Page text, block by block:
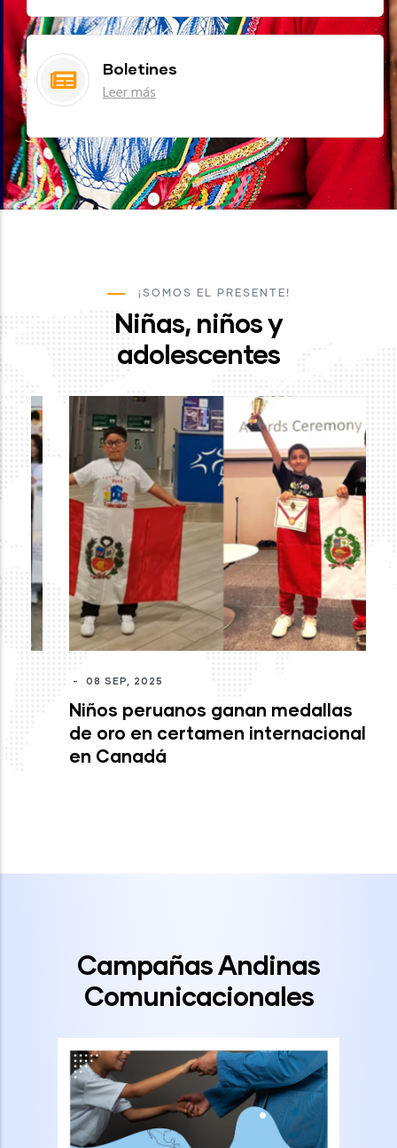
Boletines
Leer más
¡SOMOS EL PRESENTE!
Niñas, niños y
adolescentes
08 SEP, 2025
Niños peruanos ganan medallas
de oro en certamen internacional
en Canadá
Campañas Andinas
Comunicacionales